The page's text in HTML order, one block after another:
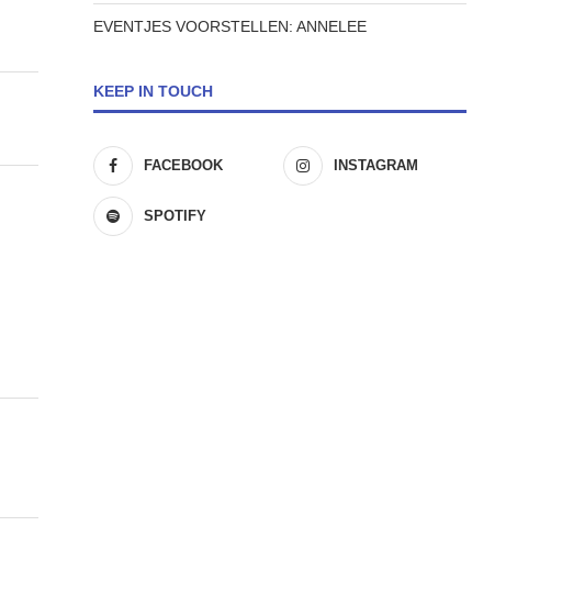
EVENTJES VOORSTELLEN: ANNELEE
KEEP IN TOUCH
FACEBOOK INSTAGRAM
SPOTIFY